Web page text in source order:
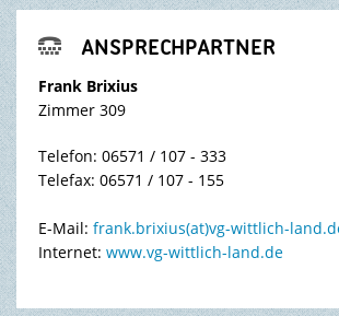
 ANSPRECHPARTNER
Frank Brixius
Zimmer 309
Telefon: 06571 / 107 - 333
Telefax: 06571 / 107 - 155
E-Mail: frank.brixius(at)vg-wittlich-
Internet: www.vg-wittlich-land.de